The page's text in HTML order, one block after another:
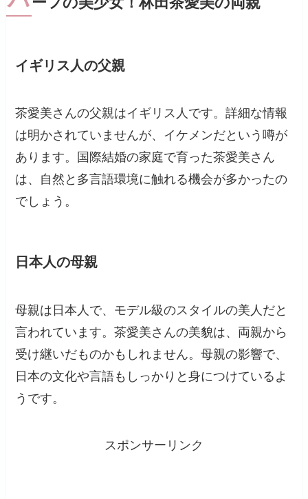
イギリス人の父親
茶愛美さんの父親はイギリス人です。詳細な情報
は明かされていませんが、イケメンだという噂が
あります。国際結婚の家庭で育った茶愛美さん
は、自然と多言語環境に触れる機会が多かったの
でしょう。
日本人の母親
母親は日本人で、モデル級のスタイルの美人だと
言われています。茶愛美さんの美貌は、両親から
受け継いだものかもしれません。母親の影響で、
日本の文化や言語もしっかりと身につけているよ
うです。
スポンサーリンク